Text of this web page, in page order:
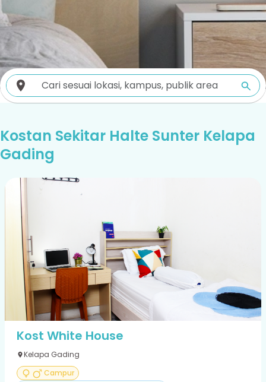
Kostan Sekitar Halte Sunter Kelapa
Gading
Kost White House
Kelapa Gading
Campur